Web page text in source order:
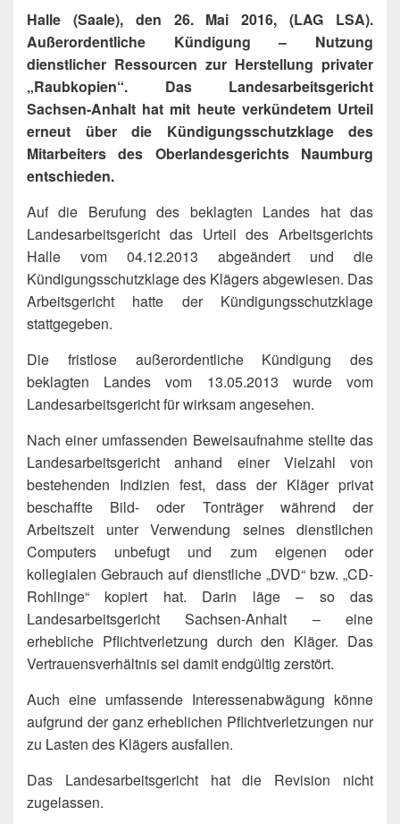
Halle (Saale), den 26. Mai 2016, (LAG LSA).
Außerordentliche Kündigung – Nutzung
dienstlicher Ressourcen zur Herstellung privater
„Raubkopien“. Das Landesarbeitsgericht
Sachsen-Anhalt hat mit heute verkündetem Urteil
erneut über die Kündigungsschutzklage des
Mitarbeiters des Oberlandesgerichts Naumburg
entschieden.
Auf die Berufung des beklagten Landes hat das
Landesarbeitsgericht das Urteil des Arbeitsgerichts
Halle vom 04.12.2013 abgeändert und die
Kündigungsschutzklage des Klägers abgewiesen. Das
Arbeitsgericht hatte der Kündigungsschutzklage
stattgegeben.
Die fristlose außerordentliche Kündigung des
beklagten Landes vom 13.05.2013 wurde vom
Landesarbeitsgericht für wirksam angesehen.
Nach einer umfassenden Beweisaufnahme stellte das
Landesarbeitsgericht anhand einer Vielzahl von
bestehenden Indizien fest, dass der Kläger privat
beschaffte Bild- oder Tonträger während der
Arbeitszeit unter Verwendung seines dienstlichen
Computers unbefugt und zum eigenen oder
kollegialen Gebrauch auf dienstliche „DVD“ bzw. „CD-
Rohlinge“ kopiert hat. Darin läge – so das
Landesarbeitsgericht Sachsen-Anhalt – eine
erhebliche Pflichtverletzung durch den Kläger. Das
Vertrauensverhältnis sei damit endgültig zerstört.
Auch eine umfassende Interessenabwägung könne
aufgrund der ganz erheblichen Pflichtverletzungen nur
zu Lasten des Klägers ausfallen.
Das Landesarbeitsgericht hat die Revision nicht
zugelassen.